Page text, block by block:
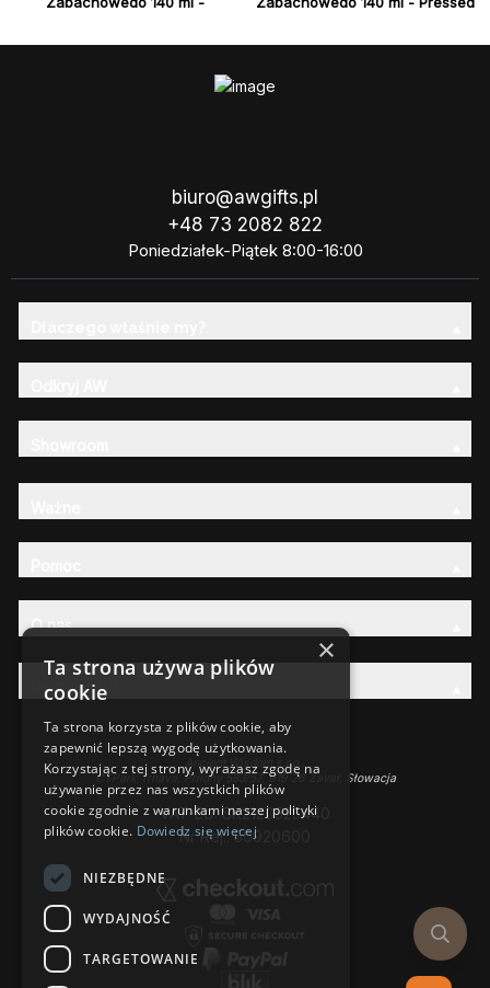
biuro@awgifts.pl
+48 73 2082 822
Poniedziałek-Piątek 8:00-16:00
O nas
Rodzina AW
Ancient Wisdom s.r.o.,
CTPark Trnava, Prílohy 583/57, 919 26 Zavar, Słowacja
VAT-EU: SK2120525440
Nr Rej.: 50920600
×
Ta strona używa plików
cookie
Ta strona korzysta z plików cookie, aby
zapewnić lepszą wygodę użytkowania.
Korzystając z tej strony, wyrażasz zgodę na
używanie przez nas wszystkich plików
cookie zgodnie z warunkami naszej polityki
plików cookie. Dowiedz się więcej
NIEZBĘDNE
WYDAJNOŚĆ
TARGETOWANIE